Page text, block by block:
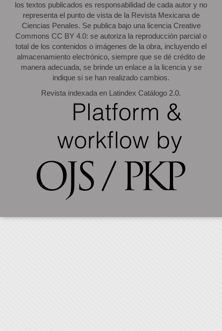
los textos publicados es responsabilidad de cada autor y no
representa el punto de vista de la Revista Mexicana de
Ciencias Penales. Se publica bajo una licencia Creative
Commons CC BY 4.0: se autoriza la reproducción parcial o
total de los contenidos o imágenes de la obra, incluyendo el
almacenamiento electrónico, siempre que se dé crédito de
manera adecuada, se brinde un enlace a la licencia y se
indique si se han realizado cambios.
Revista indexada en Latindex Catálogo 2.0.